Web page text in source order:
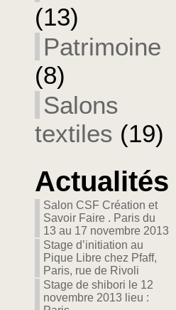
(13)
Patrimoine
(8)
Salons
textiles (19)
Actualités
Salon CSF Création et
Savoir Faire . Paris du
13 au 17 novembre 2013
Stage d’initiation au
Pique Libre chez Pfaff,
Paris, rue de Rivoli
Stage de shibori le 12
novembre 2013 lieu :